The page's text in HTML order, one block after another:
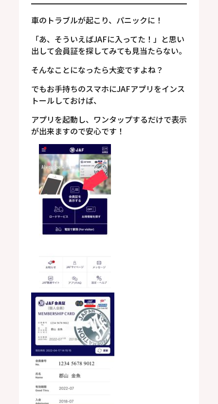
車のトラブルが起こり、パニックに！
「あ、そういえばJAFに入ってた！」と思い
出して会員証を探してみても見当たらない。
そんなことになったら大変ですよね？
でもお手持ちのスマホにJAFアプリをインス
トールしておけば、
アプリを起動し、ワンタップするだけで表示
が出来ますので安心です！